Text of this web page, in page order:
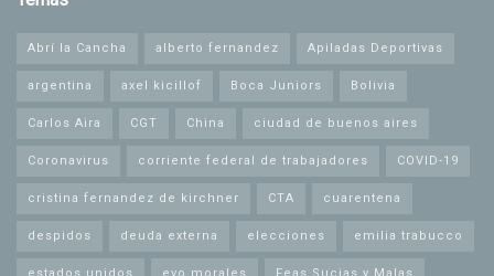
Abrí la Cancha alberto fernandez Apiladas Deportivas
argentina axel kicillof Boca Juniors Bolivia
Carlos Aira CGT China ciudad de buenos aires
Coronavirus corriente federal de trabajadores COVID-19
cristina fernandez de kirchner CTA cuarentena
despidos deuda externa elecciones emilia trabucco
estados unidos evo morales Feas Sucias y Malas